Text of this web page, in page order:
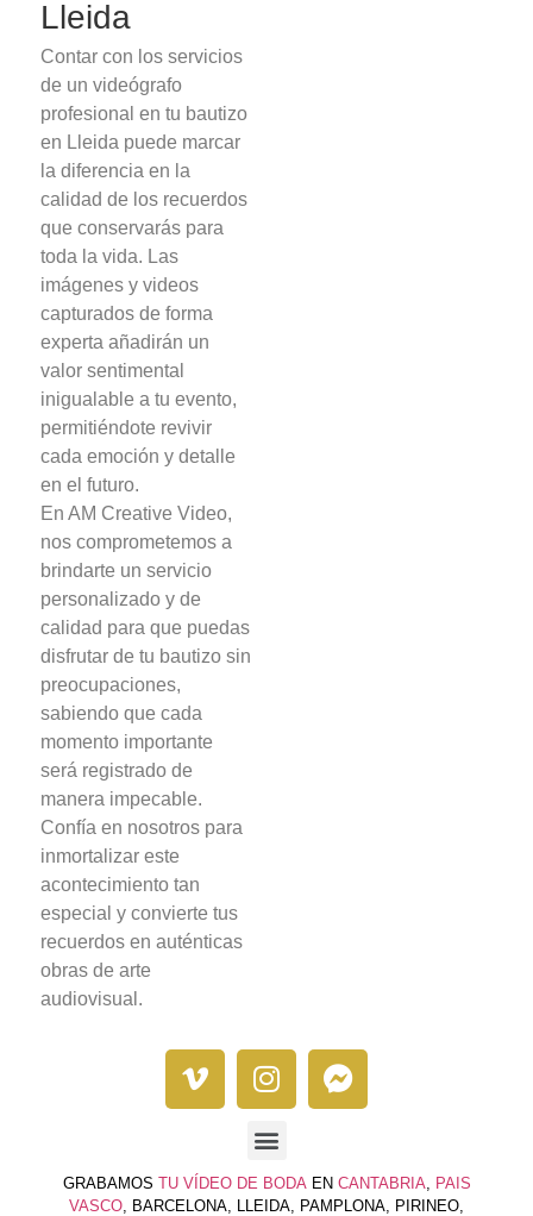
Lleida
Contar con los servicios
de un videógrafo
profesional en tu bautizo
en Lleida puede marcar
la diferencia en la
calidad de los recuerdos
que conservarás para
toda la vida. Las
imágenes y videos
capturados de forma
experta añadirán un
valor sentimental
inigualable a tu evento,
permitiéndote revivir
cada emoción y detalle
en el futuro.
En AM Creative Video,
nos comprometemos a
brindarte un servicio
personalizado y de
calidad para que puedas
disfrutar de tu bautizo sin
preocupaciones,
sabiendo que cada
momento importante
será registrado de
manera impecable.
Confía en nosotros para
inmortalizar este
acontecimiento tan
especial y convierte tus
recuerdos en auténticas
obras de arte
audiovisual.
GRABAMOS TU VÍDEO DE BODA EN CANTABRIA
PAIS
VASCO , BARCELONA, LLEIDA, PAMPLONA, PIRINEO,